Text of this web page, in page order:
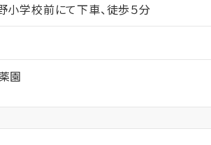
小学校前にて下車、徒歩５分
園